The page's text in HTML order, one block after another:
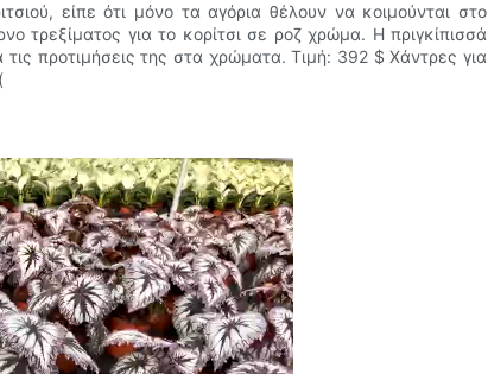
είπε ότι μόνο τα αγόρια θέλουν να κοιμούνται στο
τρεξίματος για το κορίτσι σε ροζ χρώμα. Η πριγκίπισσά
προτιμήσεις της στα χρώματα. Τιμή: 392 $ Χάντρες για